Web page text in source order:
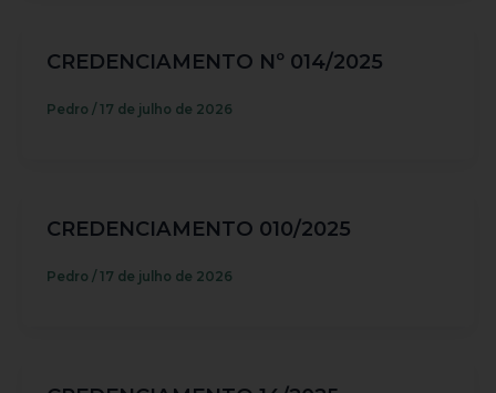
CREDENCIAMENTO Nº 014/2025
Pedro / 17 de julho de 2026
CREDENCIAMENTO 010/2025
Pedro / 17 de julho de 2026